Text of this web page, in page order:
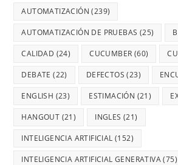
AUTOMATIZACIÓN (239)
AUTOMATIZACIÓN DE PRUEBAS (25)
CALIDAD (24) CUCUMBER (60)
DEBATE (22) DEFECTOS (23)
ENGLISH (23) ESTIMACIÓN (21)
HANGOUT (21) INGLES (21)
INTELIGENCIA ARTIFICIAL (152)
INTELIGENCIA ARTIFICIAL GENERATIVA(75)